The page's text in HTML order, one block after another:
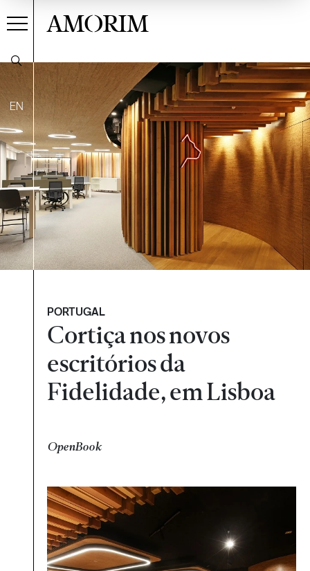
EN
AMORIM
PORTUGAL
Cortiça nos novos
escritórios da
Fidelidade, em Lisboa
OpenBook